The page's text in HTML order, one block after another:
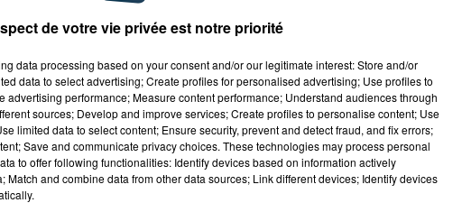
propre chef. Mais selon un témoin, la réalité
un agent de sécurité parle "d'enfants enlevés
la police à émettre l'hypothèse d'un trafic
Balance
de votre vie privée est notre priorité
data processing based on your consent and/or our legitimate interest: Store and/or
data to select advertising; Create profiles for personalised advertising; Use profiles to
advertising performance; Measure content performance; Understand audiences through
sources; Develop and improve services; Create profiles to personalise content; Use
limited data to select content; Ensure security, prevent and detect fraud, and fix errors;
Save and communicate privacy choices. These technologies may process personal
to offer following functionalities: Identify devices based on information actively
and combine data from other data sources; Link different devices; Identify devices